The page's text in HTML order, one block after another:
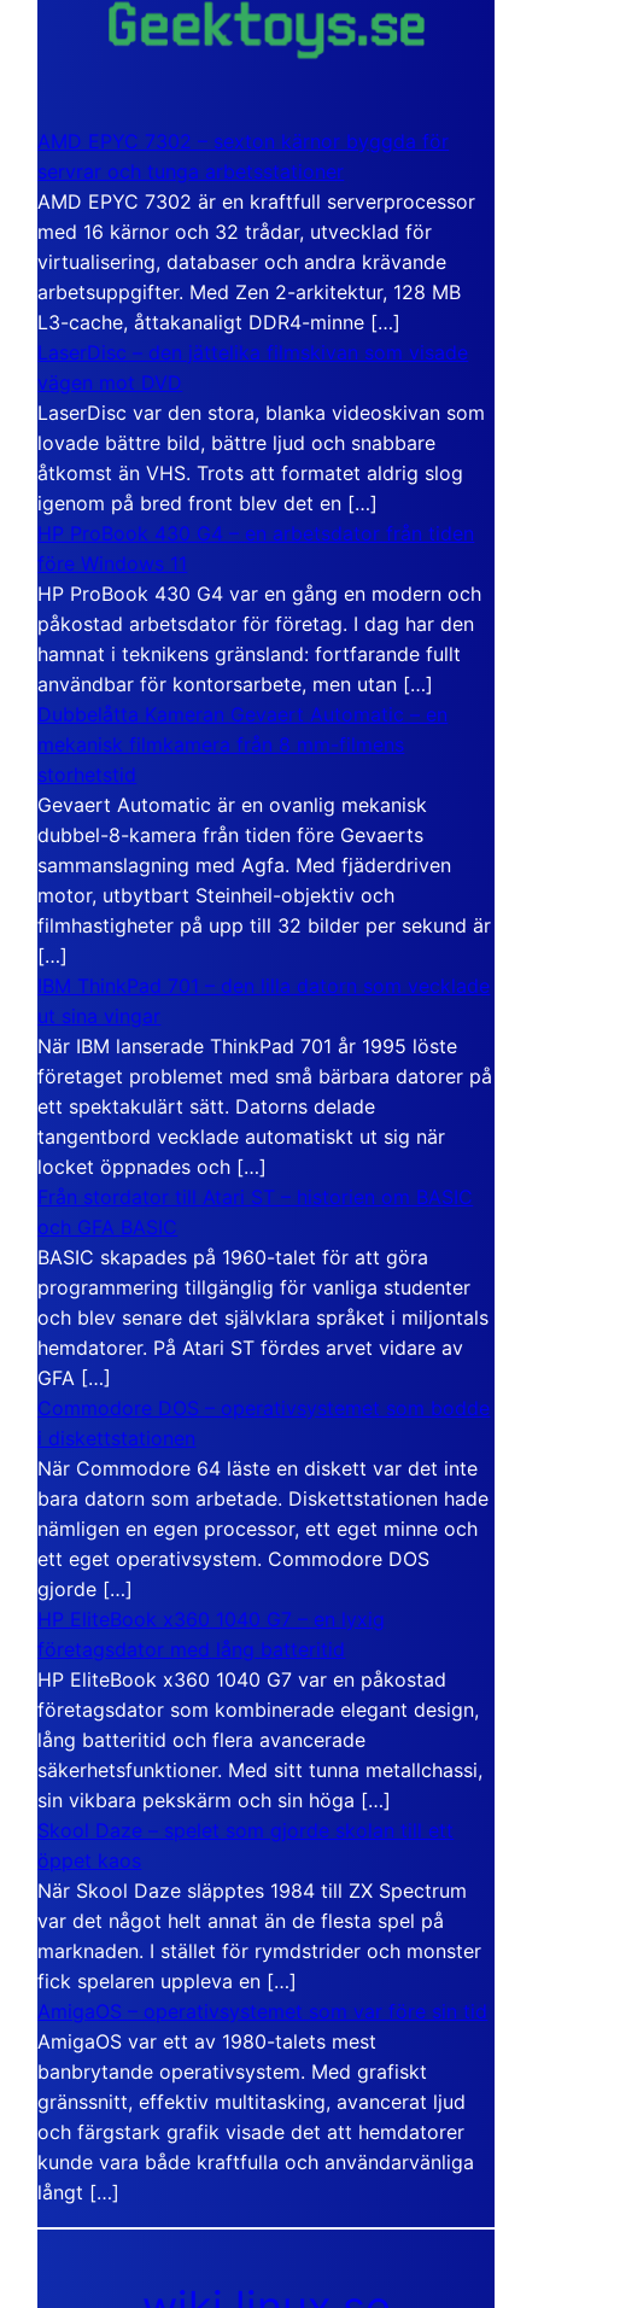
AMD EPYC 7302 – sexton kärnor byggda för
servrar och tunga arbetsstationer
AMD EPYC 7302 är en kraftfull serverprocessor
med 16 kärnor och 32 trådar, utvecklad för
virtualisering, databaser och andra krävande
arbetsuppgifter. Med Zen 2-arkitektur, 128 MB
L3-cache, åttakanaligt DDR4-minne […]
LaserDisc – den jättelika filmskivan som visade
vägen mot DVD
LaserDisc var den stora, blanka videoskivan som
lovade bättre bild, bättre ljud och snabbare
åtkomst än VHS. Trots att formatet aldrig slog
igenom på bred front blev det en […]
HP ProBook 430 G4 – en arbetsdator från tiden
före Windows 11
HP ProBook 430 G4 var en gång en modern och
påkostad arbetsdator för företag. I dag har den
hamnat i teknikens gränsland: fortfarande fullt
användbar för kontorsarbete, men utan […]
Dubbelåtta Kameran Gevaert Automatic – en
mekanisk filmkamera från 8 mm-filmens
storhetstid
Gevaert Automatic är en ovanlig mekanisk
dubbel-8-kamera från tiden före Gevaerts
sammanslagning med Agfa. Med fjäderdriven
motor, utbytbart Steinheil-objektiv och
filmhastigheter på upp till 32 bilder per sekund är
[…]
IBM ThinkPad 701 – den lilla datorn som vecklade
ut sina vingar
När IBM lanserade ThinkPad 701 år 1995 löste
företaget problemet med små bärbara datorer på
ett spektakulärt sätt. Datorns delade
tangentbord vecklade automatiskt ut sig när
locket öppnades och […]
Från stordator till Atari ST – historien om BASIC
och GFA BASIC
BASIC skapades på 1960-talet för att göra
programmering tillgänglig för vanliga studenter
och blev senare det självklara språket i miljontals
hemdatorer. På Atari ST fördes arvet vidare av
GFA […]
Commodore DOS – operativsystemet som bodde
i diskettstationen
När Commodore 64 läste en diskett var det inte
bara datorn som arbetade. Diskettstationen hade
nämligen en egen processor, ett eget minne och
ett eget operativsystem. Commodore DOS
gjorde […]
HP EliteBook x360 1040 G7 – en lyxig
företagsdator med lång batteritid
HP EliteBook x360 1040 G7 var en påkostad
företagsdator som kombinerade elegant design,
lång batteritid och flera avancerade
säkerhetsfunktioner. Med sitt tunna metallchassi,
sin vikbara pekskärm och sin höga […]
Skool Daze – spelet som gjorde skolan till ett
öppet kaos
När Skool Daze släpptes 1984 till ZX Spectrum
var det något helt annat än de flesta spel på
marknaden. I stället för rymdstrider och monster
fick spelaren uppleva en […]
AmigaOS – operativsystemet som var före sin tid
AmigaOS var ett av 1980-talets mest
banbrytande operativsystem. Med grafiskt
gränssnitt, effektiv multitasking, avancerat ljud
och färgstark grafik visade det att hemdatorer
kunde vara både kraftfulla och användarvänliga
långt […]